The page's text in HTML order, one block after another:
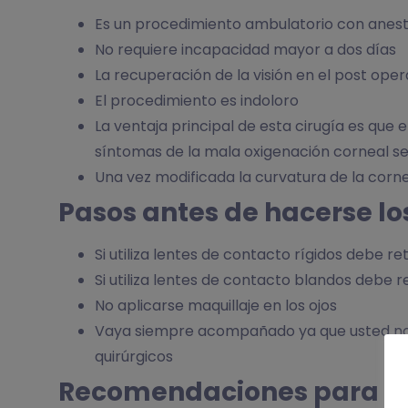
Es un procedimiento ambulatorio con
No requiere incapacidad mayor a dos días
La recuperación de la visión en el post
El procedimiento es indoloro
La ventaja principal de esta cirugía es que
síntomas de la mala oxigenación corneal
Una vez modificada la curvatura de la
Pasos antes de hacerse
Si utiliza lentes de contacto rígidos debe
Si utiliza lentes de contacto blandos debe
No aplicarse maquillaje en los ojos
Vaya siempre acompañado ya que usted
quirúrgicos
Recomendaciones para